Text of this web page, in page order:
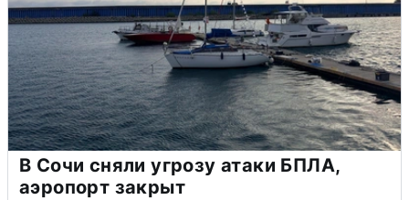
В Сочи сняли угрозу атаки БПЛА,
аэропорт закрыт